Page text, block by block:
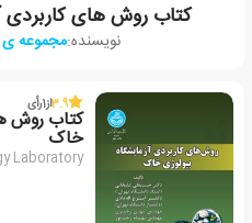
کتاب روش های کاربردی
نویسنده:مجموعه ی
3.9از1رأی
کتاب روش
خاک
Laboratory